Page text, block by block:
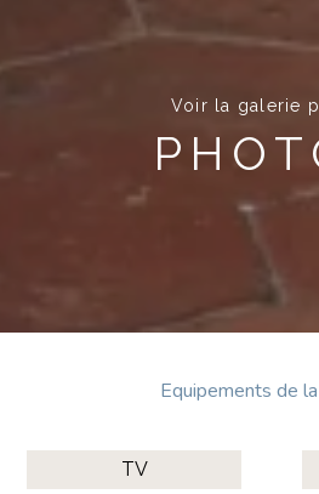
Voir la galerie
Equipements de
TV